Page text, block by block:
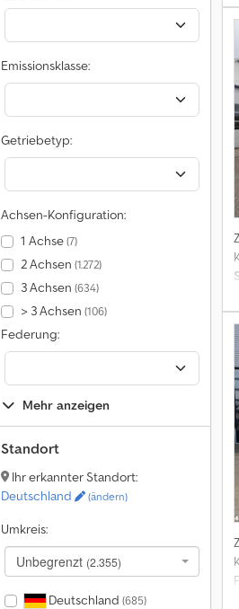
Emissionsklasse:
Getriebetyp:
Achsen-Konfiguration:
1 Achse(7)
2 Achsen (1.272)
3 Achsen (634)
> 3 Achsen (106)
Federung:
Mehr anzeigen
Standort
Ihr erkannter Standort:
Deutschland
(ändern)
Umkreis:
Unbegrenzt (2.355)
Deutschland (685)